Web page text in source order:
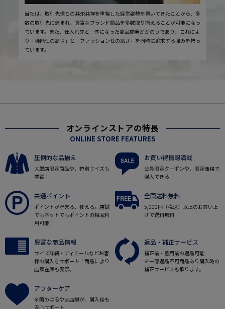
当社は、取引先様との共栄共存を重視した経営姿勢を貫いてきたことから、多
数の取引先に恵まれ、豊富なブランド商品を多数取り揃えることが可能になっ
ています。また、仕入れ先と一体になった商品開発がかのうであり、これによ
り「機能性の高さ」と「ファッション性の高さ」を同時に追求する強みを持っ
ています。
オンラインストアの特長
ONLINE STORE FEATURES
圧倒的な品揃え
大型店限定商品や、特別サイズも
豊富！
お買い得情報満載
会員限定クーポンや、限定価格で
購入できる！
共通ポイント
ポイントが貯まる、使える。店舗
でもネットでもポイントの相互利
用可能！
全国送料無料
5,000円（税込）以上のお買い上
げで送料無料
豊富な商品情報
サイズ詳細・ディテールなどお客
様の購入をサポート！商品により
店頭在庫も表示。
返品・補正サービス
補正前・着用前の返品可能
※一部返品不可商品あり購入時の
補正サービスも承ります。
アフターケア
全国のはるやま店舗が、購入後も
安心サポート